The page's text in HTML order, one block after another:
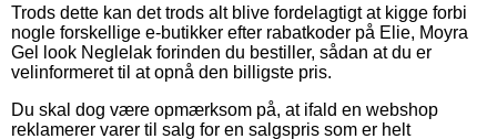
Trods dette kan det trods alt blive fordelagtigt at kigge forbi
nogle forskellige e-butikker efter rabatkoder på Elie, Moyra
Gel look Neglelak forinden du bestiller, sådan at du er
velinformeret til at opnå den billigste pris.
Du skal dog være opmærksom på, at ifald en webshop
reklamerer varer til salg for en salgspris som er helt